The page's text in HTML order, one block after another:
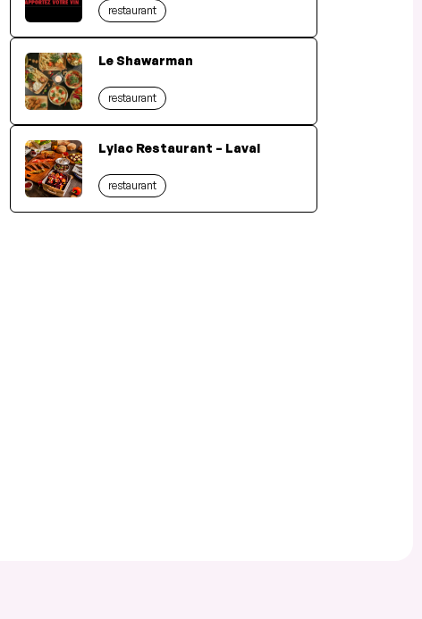
restaurant
Le Shawarman
restaurant
Lylac Restaurant – Laval
restaurant